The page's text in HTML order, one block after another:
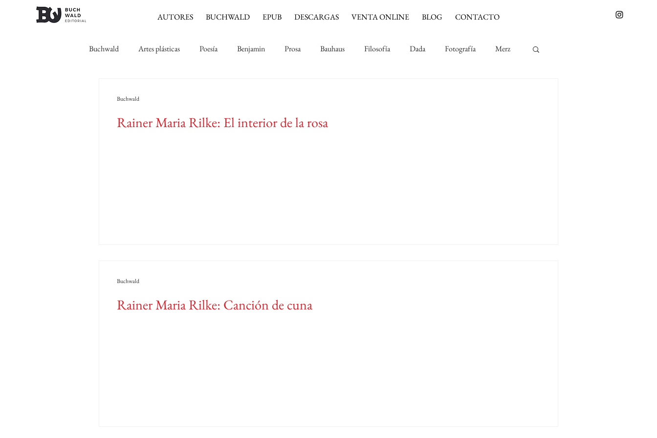
AUTORES BUCHWALD EPUB DESCARGAS VENTA ONLINE BLOG CONTACTO
Buchwald Artes plásticas Poesía Benjamin Prosa Bauhaus Filosofía Dada Fotografía Merz
Rainer Maria Rilke: El interior de la rosa
Buchwald
Rainer Maria Rilke: Canción de cuna
Buchwald